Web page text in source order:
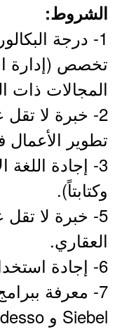
الشروط:
1- درجة
تخصص (إدارة
المجالات ذات
تطوير
3- إجادة اللغة
وكتابتاً).
العقاري.
6- إجادة استخدام الحاسب الآلي.
7- معرفة
Siebel و Adesso.